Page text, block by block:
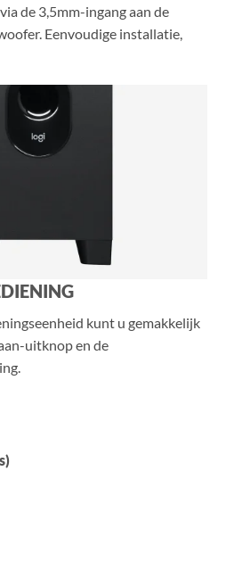
de 3,5mm-ingang aan de
Eenvoudige installatie,
kunt u gemakkelijk
uitknop en de